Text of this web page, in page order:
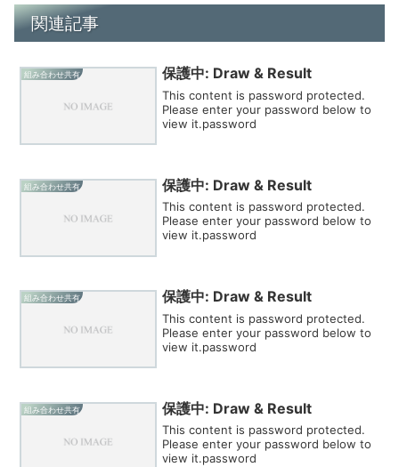
関連記事
組み合わせ共有 保護中: Draw & Result
This content is password protected.
Please enter your password below to
view it.password
組み合わせ共有 保護中: Draw & Result
This content is password protected.
Please enter your password below to
view it.password
組み合わせ共有 保護中: Draw & Result
This content is password protected.
Please enter your password below to
view it.password
組み合わせ共有 保護中: Draw & Result
This content is password protected.
Please enter your password below to
view it.password